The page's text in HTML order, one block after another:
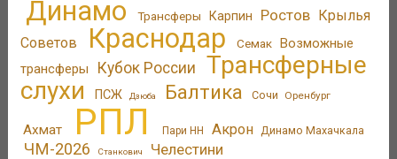
Динамо Трансферы Карпин Ростов Крылья
Советов
Краснодар Семак Возможные
трансферы
Кубок России
Трансферные
слухи
ПСЖ Дзюба Балтика Сочи Оренбург
Ахмат РПЛ Пари НН Акрон Динамо Махачкала
ЧМ-2026 Станкович Челестини